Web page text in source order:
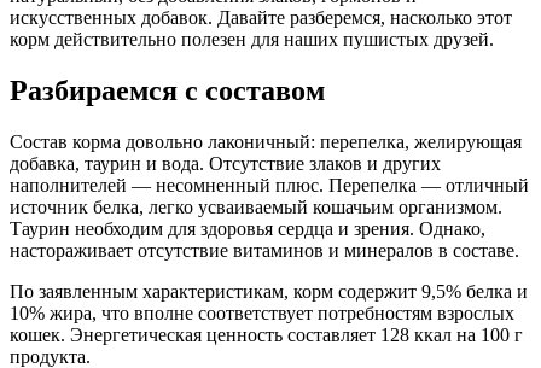
сырой протеин - не менее 9,5 г; сырой жир - не более 10,0 г;
сырая зола - не более 2,0 г; таурин - 0,3 г; влага - не более 82%;
общий фосфор - не более 0,4 г; кальций - не более 0,3 г
Дополнительные ингредиенты
таурин
Пищевая ценность
Белок (%)
9.5
Жир (%)
Зола (%)
2
Влага (%)
82
Калорийность (ккал/100г) 128
искусственных добавок. Давайте разберемся, насколько этот
корм действительно полезен для наших пушистых друзей.
Разбираемся с составом
Состав корма довольно лаконичный: перепелка, желирующая
добавка, таурин и вода. Отсутствие злаков и других
наполнителей — несомненный плюс. Перепелка — отличный
источник белка, легко усваиваемый кошачьим организмом.
Таурин необходим для здоровья сердца и зрения. Однако,
настораживает отсутствие витаминов и минералов в составе.
По заявленным характеристикам, корм содержит 9,5% белка и
10% жира, что вполне соответствует потребностям взрослых
кошек. Энергетическая ценность составляет 128 ккал на 100 г
продукта.